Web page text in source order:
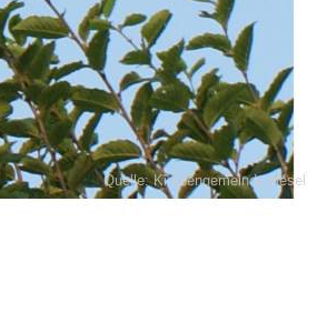
Quelle: Kirchengemeinde Hesel